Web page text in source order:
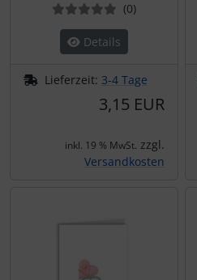
(0)
Details
Lieferzeit: 3-4 Tage
3,15 EUR
inkl. 19 % MwSt. zzgl.
Versandkosten